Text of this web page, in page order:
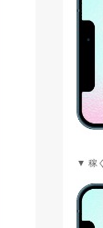
▼ 稼